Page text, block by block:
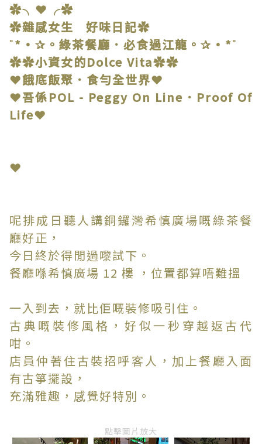
✿╮❤╭✿
✿雜感女生 好味日記✿
˚*•✰。綠茶餐廳．必食過江龍。✰•*˚
✿✿小資女的Dolce Vita✿✿
❤餓底飯聚．食勻全世界❤
❤吾係POL - Peggy On Line．Proof Of
Life❤
❤
呢排成日聽人講銅鑼灣希慎廣場嘅綠茶餐
廳好正，
今日終於得閒過嚟試下。
餐廳喺希慎廣場 12 樓 ，位置都算唔難搵
一入到去，就比佢嘅裝修吸引住。
古典嘅裝修風格，好似一秒穿越返古代
咁。
店員仲著住古裝招呼客人，加上餐廳入面
有古箏擺設，
充滿雅趣，感覺好特別。
點擊圖片放大